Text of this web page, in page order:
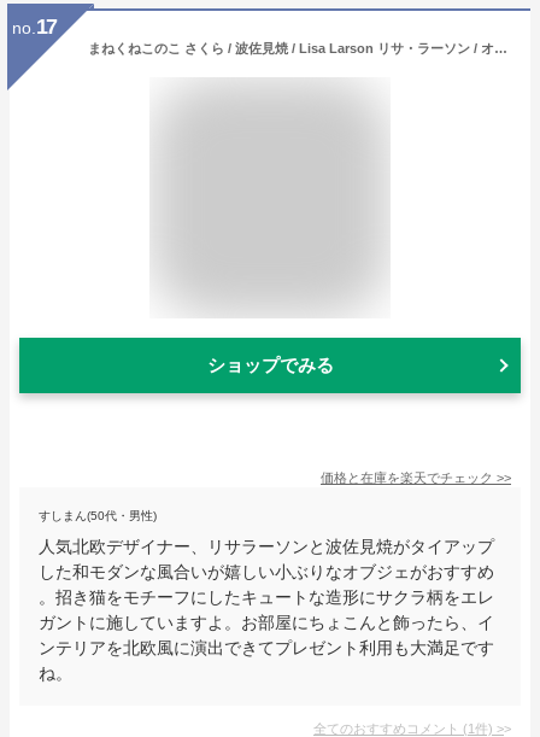
no. 17
まねくねこのこ さくら / 波佐見焼 / Lisa Larson リサ・ラーソン / オブジェ 置物 磁器 まねきねこ 招き猫 北欧 猫 ネコ ジャパンシリーズ japan series
ショップでみる
価格と在庫を楽天でチェック >>
すしまん(50代・男性)
人気北欧デザイナー、リサラーソンと波佐見焼がタイアップ
した和モダンな風合いが嬉しい小ぶりなオブジェがおすすめ
。招き猫をモチーフにしたキュートな造形にサクラ柄をエレ
ガントに施していますよ。お部屋にちょこんと飾ったら、イ
ンテリアを北欧風に演出できてプレゼント利用も大満足です
ね。
全てのおすすめコメント (1件) >